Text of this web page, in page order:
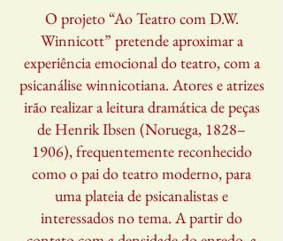
O projeto “Ao Teatro com D.W.
Winnicott” pretende aproximar a
experiência emocional do teatro, com a
psicanálise winnicotiana. Atores e atrizes
irão realizar a leitura dramática de peças
de Henrik Ibsen (Noruega, 1828–
1906), frequentemente reconhecido
como o pai do teatro moderno, para
uma plateia de psicanalistas e
interessados no tema. A partir do